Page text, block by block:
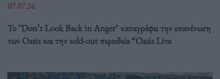
07.07.26
Το "Don’t Look Back in Anger" καταγράφει την επανένωση
των Oasis και την sold-out περιοδεία “Oasis Live